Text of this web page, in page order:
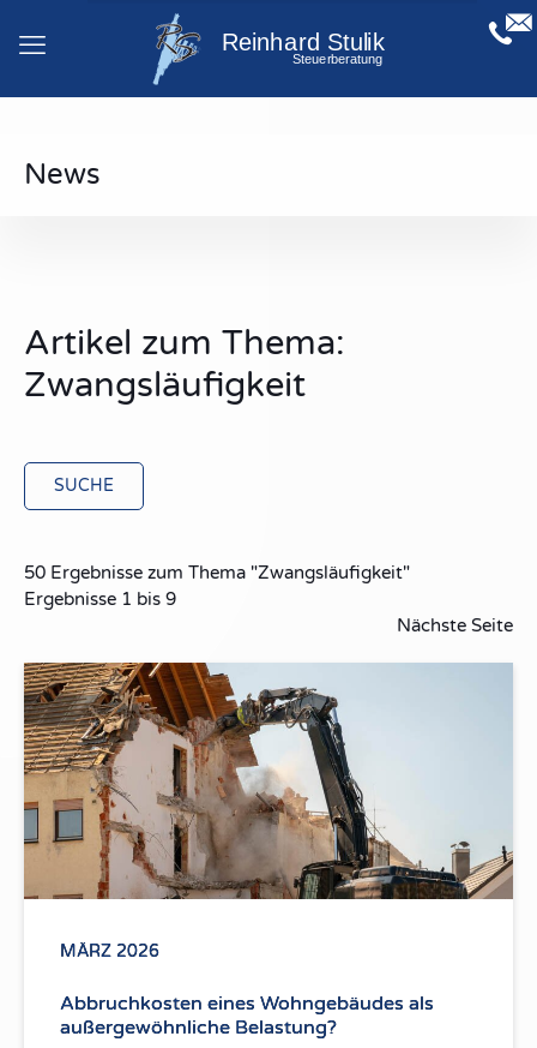
News
Artikel zum Thema:
Zwangsläufigkeit
SUCHE
50 Ergebnisse zum Thema "Zwangsläufigkeit"
Ergebnisse 1 bis 9
Nächste Seite
MÄRZ 2026
Abbruchkosten eines Wohngebäudes als
außergewöhnliche Belastung?